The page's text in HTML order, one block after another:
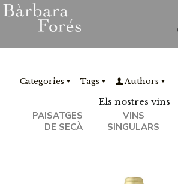
Categories Tags Authors
Els nostres vins
PAISATGES
DE SECÀ
—
VINS
SINGULARS
—